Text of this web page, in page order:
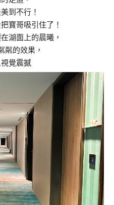
到不行！
寶哥吸引住了！
湖面上的晨曦，
粼的效果，
覺震撼